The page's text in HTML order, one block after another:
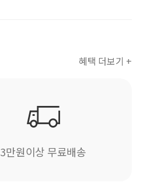
혜택 더보기 +
3만원이상 무료배송